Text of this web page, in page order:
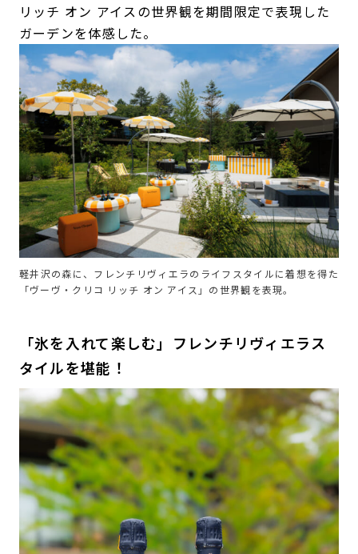
リッチ オン アイスの世界観を期間限定で表現した
ガーデンを体感した。
軽井沢の森に、フレンチリヴィエラのライフスタイルに着想を得た
「ヴーヴ・クリコ リッチ オン アイス」の世界観を表現。
「氷を入れて楽しむ」フレンチリヴィエラス
タイルを堪能！